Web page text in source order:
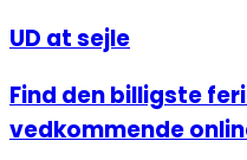
UD
at
UD at sejle
Find
den
billigste
Find den billigste
vedkommende